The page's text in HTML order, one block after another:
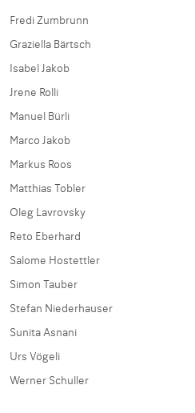
Fredi Zumbrunn
Graziella Bärtsch
Isabel Jakob
Jrene Rolli
Manuel Bürli
Marco Jakob
Markus Roos
Matthias Tobler
Oleg Lavrovsky
Reto Eberhard
Salome Hostettler
Simon Tauber
Stefan Niederhauser
Sunita Asnani
Urs Vögeli
Werner Schuller